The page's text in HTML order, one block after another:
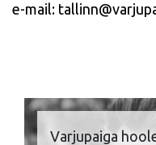
e-mail:
Varjupaiga